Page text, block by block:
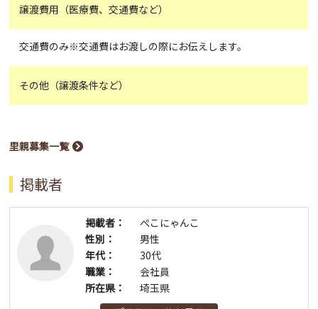
譲渡費用（医療費、交通費など）
交通費のみ※交通費はお渡しの際にお伝えします。
その他（譲渡条件など）
里親募集一覧
掲載者
掲載者：
ぺこにゃんこ
性別：
男性
年代：
30代
職業：
会社員
所在県：
埼玉県